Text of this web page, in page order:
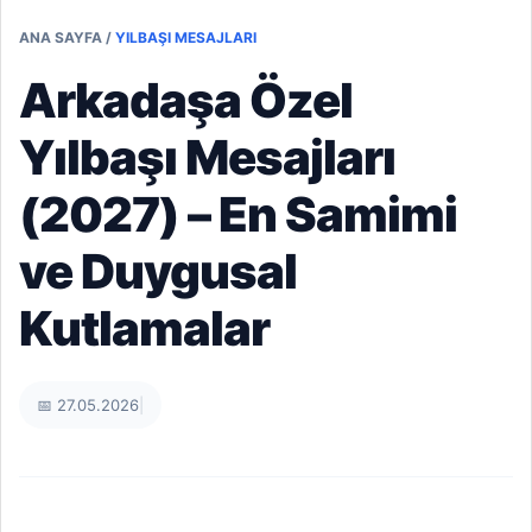
ANA SAYFA / YILBAŞI MESAJLARI
Arkadaşa Özel
Yılbaşı Mesajları
(2027) – En Samimi
ve Duygusal
Kutlamalar
📅 27.05.2026